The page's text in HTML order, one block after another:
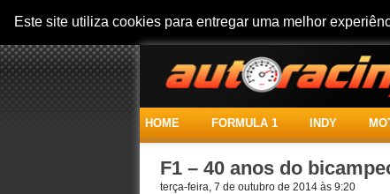
Este site utiliza cookies para entregar uma melhor
HOME FORMULA 1 INDY
F1 – 40 anos do
terça-feira, 7 de outubro de 2014 às 9:20